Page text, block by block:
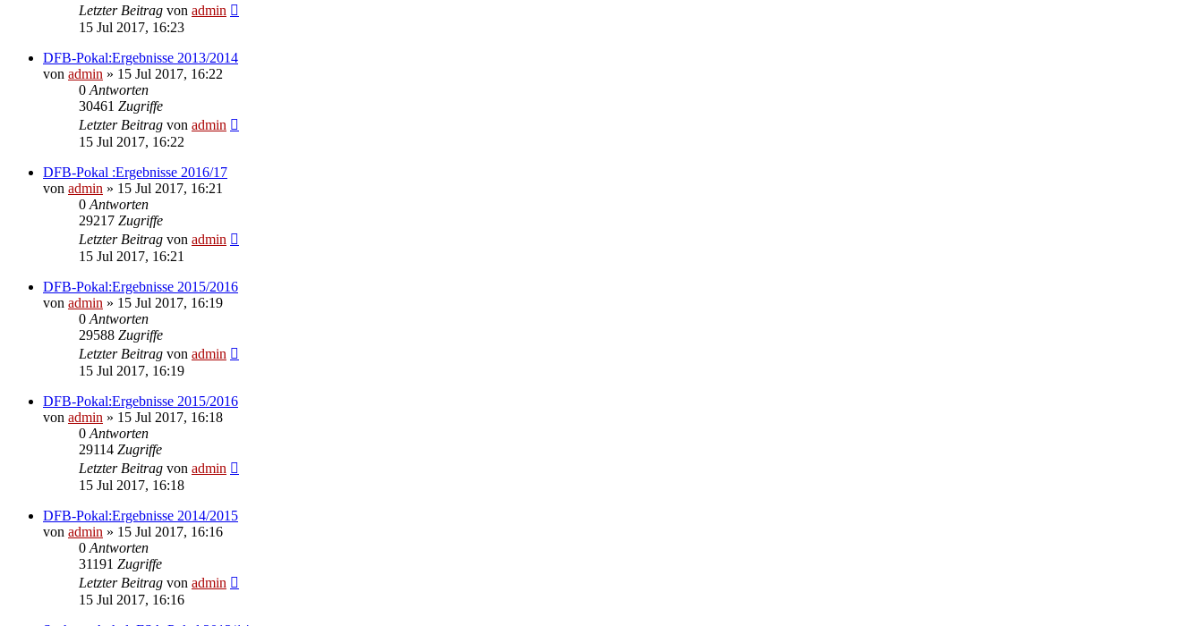
Letzter Beitrag von admin
15 Jul 2017, 16:23
DFB-Pokal:Ergebnisse 2013/2014
von admin » 15 Jul 2017, 16:22
0 Antworten
30461 Zugriffe
Letzter Beitrag von admin
15 Jul 2017, 16:22
DFB-Pokal :Ergebnisse 2016/17
von admin » 15 Jul 2017, 16:21
0 Antworten
29217 Zugriffe
Letzter Beitrag von admin
15 Jul 2017, 16:21
DFB-Pokal:Ergebnisse 2015/2016
von admin » 15 Jul 2017, 16:19
0 Antworten
29588 Zugriffe
Letzter Beitrag von admin
15 Jul 2017, 16:19
DFB-Pokal:Ergebnisse 2015/2016
von admin » 15 Jul 2017, 16:18
0 Antworten
29114 Zugriffe
Letzter Beitrag von admin
15 Jul 2017, 16:18
DFB-Pokal:Ergebnisse 2014/2015
von admin » 15 Jul 2017, 16:16
0 Antworten
31191 Zugriffe
Letzter Beitrag von admin
15 Jul 2017, 16:16